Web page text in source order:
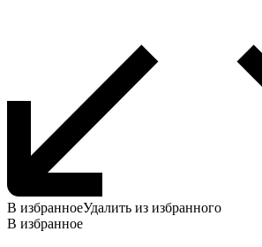
В избранноеУдалить из избранного
В избранное